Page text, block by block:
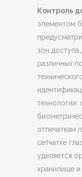
Контроль
элементом
зон доступа
различных
технологии:
отпечаткам
сетчатке
уделяется
хранилище и